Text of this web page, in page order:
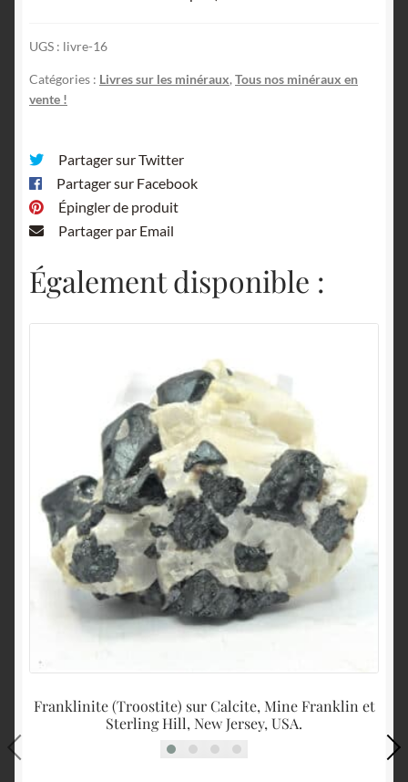
Mineralien
/
Wilk)
UGS : livre-16
Catégories : Livres sur les minéraux, Tous nos minéraux en
vente !
Partager sur Twitter
Partager sur Facebook
Épingler de produit
Partager par Email
Également disponible :
Franklinite (Troostite) sur Calcite, Mine Franklin et
Sterling Hill, New Jersey, USA.